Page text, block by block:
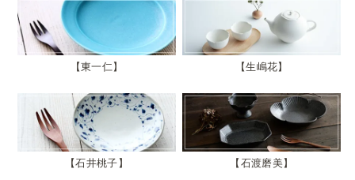
東一仁 生嶋花
石井桃子 石渡磨美